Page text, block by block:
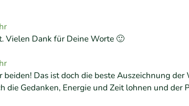
Vielen Dank für Deine Worte 🙂
Das ist doch die beste Auszeichnung
die Gedanken, Energie und Zeit lohnen und der